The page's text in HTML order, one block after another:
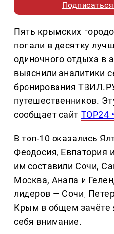
Пять крымских
попали в десятку
одиночного отдыха в
выяснили аналитики
бронирования
путешественников.
сообщает сайт TOP24
В топ-10 оказались
Феодосия, Евпатория
им составили Сочи,
Москва, Анапа и
лидеров — Сочи,
Крым в общем зачёте
себя внимание.